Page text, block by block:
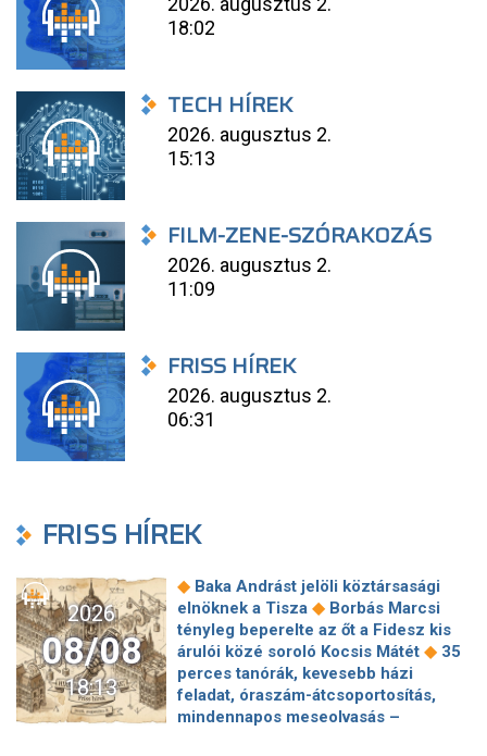
18:02
TECH HÍREK
2026. augusztus 2.
15:13
FILM-ZENE-SZÓRAKOZÁS
2026. augusztus 2.
11:09
FRISS HÍREK
2026. augusztus 2.
06:31
FRISS HÍREK
2026
08/08
18:13
◆ Baka Andrást jelöli köztársasági
elnöknek a Tisza ◆ Borbás Marcsi
tényleg beperelte az őt a Fidesz kis
árulói közé soroló Kocsis Mátét ◆ 35
perces tanórák, kevesebb házi
feladat, óraszám-átcsoportosítás,
mindennapos meseolvasás –